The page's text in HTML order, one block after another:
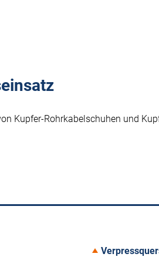
Kupfer-Rohrkabelschuhen und